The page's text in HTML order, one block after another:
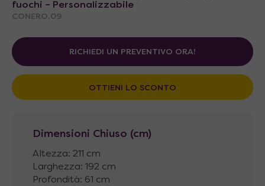
fuochi – Personalizzabile
CONERO.09
RICHIEDI UN PREVENTIVO ORA!
OTTIENI LO SCONTO
Dimensioni Chiuso (cm)
Altezza: 211 cm
Larghezza: 192 cm
Profondità: 61 cm